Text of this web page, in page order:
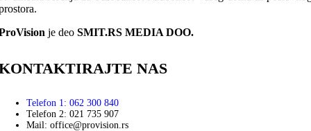
je deo SMIT.RS MEDIA DOO.
NAS
Telefon 1: 062 300 840
Telefon 2: 021 735 907
Mail: office@provision.rs